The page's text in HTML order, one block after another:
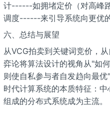
计------如拥堵定价（对高峰
调度------来引导系统向更优的
六、总结与展望
从VCG拍卖到关键词竞价，
弈论将算法设计的视角从"如
则使自私参与者自发趋向最
时代计算系统的本质特征：
组成的分布式系统成为主流。